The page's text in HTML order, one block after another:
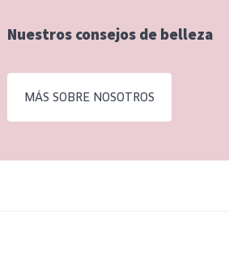
Nuestros consejos de belleza
MÁS SOBRE NOSOTROS